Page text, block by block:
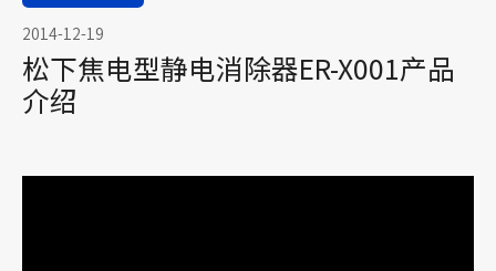
2014-12-19
松下焦电型静电消除器ER-X001产品
介绍